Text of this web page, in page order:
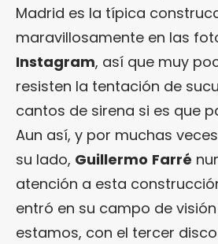
Madrid es la típica
maravillosamente en las
Instagram, así que muy
resisten la tentación de
cantos de sirena si es que
Aun así, y por muchas
su lado, Guillermo Farré
atención a esta
entró en su campo de
estamos, con el tercer